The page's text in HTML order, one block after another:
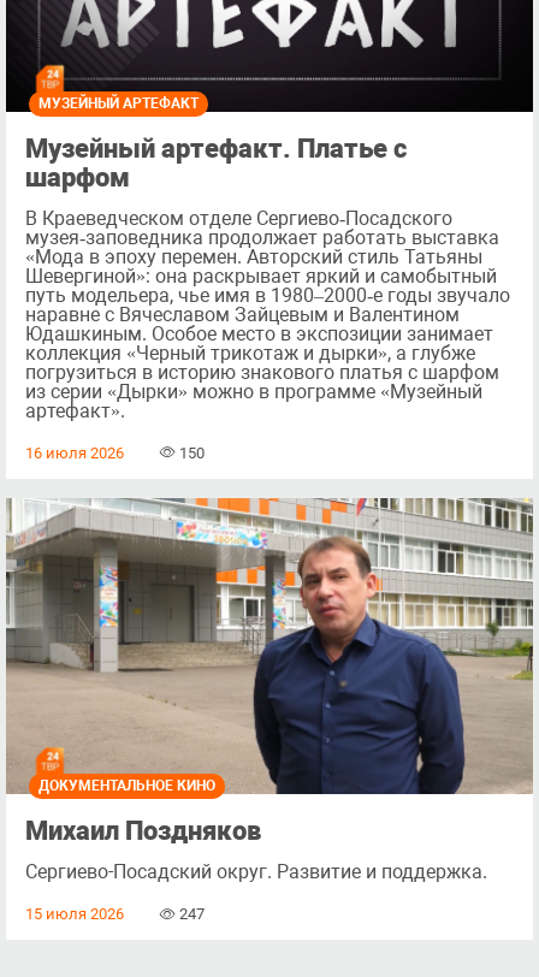
МУЗЕЙНЫЙ АРТЕФАКТ
Музейный артефакт. Платье с
шарфом
В Краеведческом отделе Сергиево‑Посадского
музея‑заповедника продолжает работать выставка
«Мода в эпоху перемен. Авторский стиль Татьяны
Шевергиной»: она раскрывает яркий и самобытный
путь модельера, чье имя в 1980–2000‑е годы звучало
наравне с Вячеславом Зайцевым и Валентином
Юдашкиным. Особое место в экспозиции занимает
коллекция «Черный трикотаж и дырки», а глубже
погрузиться в историю знакового платья с шарфом
из серии «Дырки» можно в программе «Музейный
артефакт».
16 июля 2026 150
ДОКУМЕНТАЛЬНОЕ КИНО
Михаил Поздняков
Сергиево-Посадский округ. Развитие и поддержка.
15 июля 2026 247